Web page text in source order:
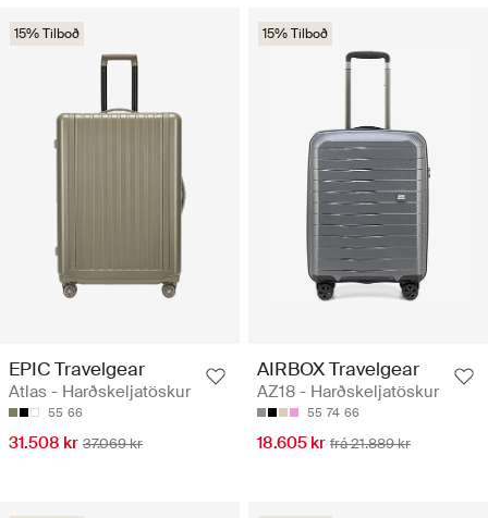
15% Tilboð
EPIC Travelgear
Atlas - Harðskeljatöskur
55 66
31.508 kr 37.069 kr
15% Tilboð
AIRBOX Travelgear
AZ18 - Harðskeljatöskur
55 74 66
18.605 kr frá 21.889 kr